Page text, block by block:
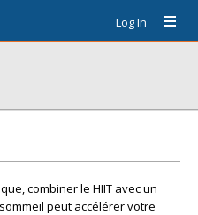
Log In
combiner le HIIT avec un
peut accélérer votre